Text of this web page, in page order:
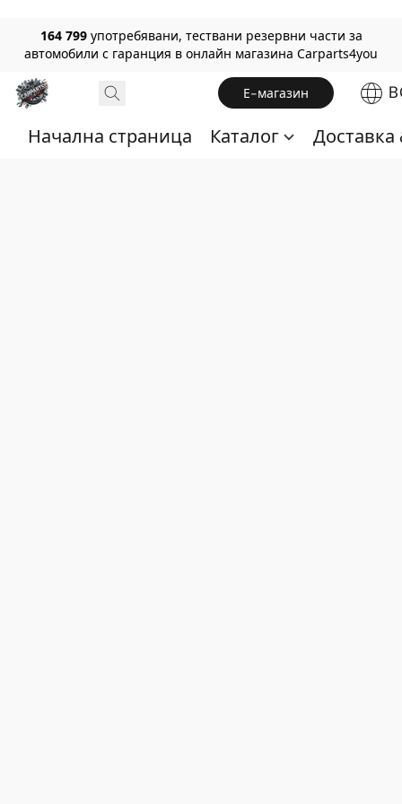
164 799 употребявани, тествани резервни части за
автомобили с гаранция в онлайн магазина Carparts4you
Е-магазин
Начална страница Каталог Доставка